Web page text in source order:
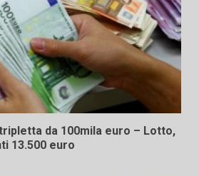
da 100mila euro – Lotto,
13.500 euro